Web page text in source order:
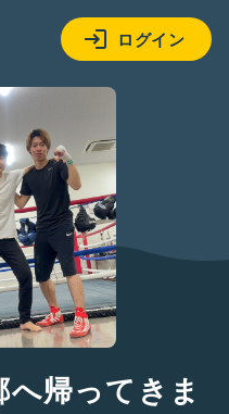
ログイン
帰ってきま